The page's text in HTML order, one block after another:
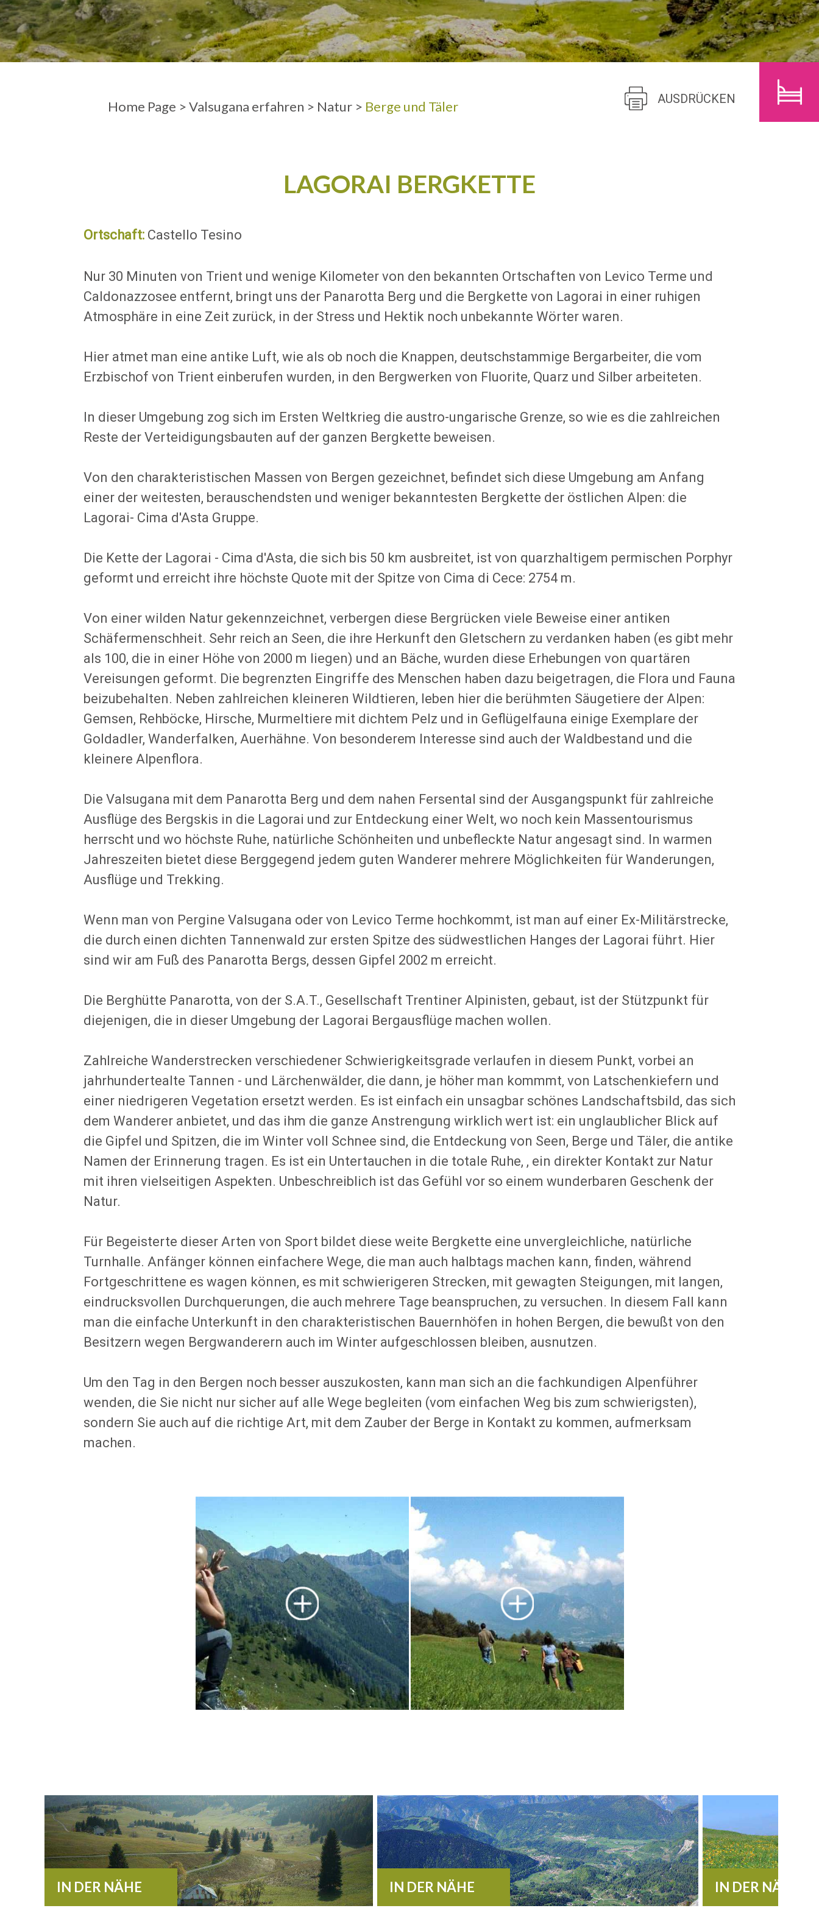
ANKUNFT ABFAHRT ERWACHSENE KINDER
SUCHEN
Home Page >Valsugana erfahren > Natur > Berge und Täler AUSDRÜCKEN
LAGORAI BERGKETTE
Ortschaft: Castello Tesino
Nur 30 Minuten von Trient und wenige Kilometer von den bekannten Ortschaften von Levico Terme und
Caldonazzosee entfernt, bringt uns der Panarotta Berg und die Bergkette von Lagorai in einer ruhigen
Atmosphäre in eine Zeit zurück, in der Stress und Hektik noch unbekannte Wörter waren.
Hier atmet man eine antike Luft, wie als ob noch die Knappen, deutschstammige Bergarbeiter, die vom
Erzbischof von Trient einberufen wurden, in den Bergwerken von Fluorite, Quarz und Silber arbeiteten.
In dieser Umgebung zog sich im Ersten Weltkrieg die austro-ungarische Grenze, so wie es die zahlreichen
Reste der Verteidigungsbauten auf der ganzen Bergkette beweisen.
Von den charakteristischen Massen von Bergen gezeichnet, befindet sich diese Umgebung am Anfang
einer der weitesten, berauschendsten und weniger bekanntesten Bergkette der östlichen Alpen: die
Lagorai- Cima d'Asta Gruppe.
Die Kette der Lagorai - Cima d'Asta, die sich bis 50 km ausbreitet, ist von quarzhaltigem permischen Porphyr
geformt und erreicht ihre höchste Quote mit der Spitze von Cima di Cece: 2754 m.
Von einer wilden Natur gekennzeichnet, verbergen diese Bergrücken viele Beweise einer antiken
Schäfermenschheit. Sehr reich an Seen, die ihre Herkunft den Gletschern zu verdanken haben (es gibt mehr
als 100, die in einer Höhe von 2000 m liegen) und an Bäche, wurden diese Erhebungen von quartären
Vereisungen geformt. Die begrenzten Eingriffe des Menschen haben dazu beigetragen, die Flora und Fauna
beizubehalten. Neben zahlreichen kleineren Wildtieren, leben hier die berühmten Säugetiere der Alpen:
Gemsen, Rehböcke, Hirsche, Murmeltiere mit dichtem Pelz und in Geflügelfauna einige Exemplare der
Goldadler, Wanderfalken, Auerhähne. Von besonderem Interesse sind auch der Waldbestand und die
kleinere Alpenflora.
Die Valsugana mit dem Panarotta Berg und dem nahen Fersental sind der Ausgangspunkt für zahlreiche
Ausflüge des Bergskis in die Lagorai und zur Entdeckung einer Welt, wo noch kein Massentourismus
herrscht und wo höchste Ruhe, natürliche Schönheiten und unbefleckte Natur angesagt sind. In warmen
Jahreszeiten bietet diese Berggegend jedem guten Wanderer mehrere Möglichkeiten für Wanderungen,
Ausflüge und Trekking.
Wenn man von Pergine Valsugana oder von Levico Terme hochkommt, ist man auf einer Ex-Militärstrecke,
die durch einen dichten Tannenwald zur ersten Spitze des südwestlichen Hanges der Lagorai führt. Hier
sind wir am Fuß des Panarotta Bergs, dessen Gipfel 2002 m erreicht.
Die Berghütte Panarotta, von der S.A.T., Gesellschaft Trentiner Alpinisten, gebaut, ist der Stützpunkt für
diejenigen, die in dieser Umgebung der Lagorai Bergausflüge machen wollen.
Zahlreiche Wanderstrecken verschiedener Schwierigkeitsgrade verlaufen in diesem Punkt, vorbei an
jahrhundertealte Tannen - und Lärchenwälder, die dann, je höher man kommmt, von Latschenkiefern und
einer niedrigeren Vegetation ersetzt werden. Es ist einfach ein unsagbar schönes Landschaftsbild, das sich
dem Wanderer anbietet, und das ihm die ganze Anstrengung wirklich wert ist: ein unglaublicher Blick auf
die Gipfel und Spitzen, die im Winter voll Schnee sind, die Entdeckung von Seen, Berge und Täler, die antike
Namen der Erinnerung tragen. Es ist ein Untertauchen in die totale Ruhe, , ein direkter Kontakt zur Natur
mit ihren vielseitigen Aspekten. Unbeschreiblich ist das Gefühl vor so einem wunderbaren Geschenk der
Natur.
Für Begeisterte dieser Arten von Sport bildet diese weite Bergkette eine unvergleichliche, natürliche
Turnhalle. Anfänger können einfachere Wege, die man auch halbtags machen kann, finden, während
Fortgeschrittene es wagen können, es mit schwierigeren Strecken, mit gewagten Steigungen, mit langen,
eindrucksvollen Durchquerungen, die auch mehrere Tage beanspruchen, zu versuchen. In diesem Fall kann
man die einfache Unterkunft in den charakteristischen Bauernhöfen in hohen Bergen, die bewußt von den
Besitzern wegen Bergwanderern auch im Winter aufgeschlossen bleiben, ausnutzen.
Um den Tag in den Bergen noch besser auszukosten, kann man sich an die fachkundigen Alpenführer
wenden, die Sie nicht nur sicher auf alle Wege begleiten (vom einfachen Weg bis zum schwierigsten),
sondern Sie auch auf die richtige Art, mit dem Zauber der Berge in Kontakt zu kommen, aufmerksam
machen.
IN DER NÄHE IN DER NÄHE IN DER NÄHE